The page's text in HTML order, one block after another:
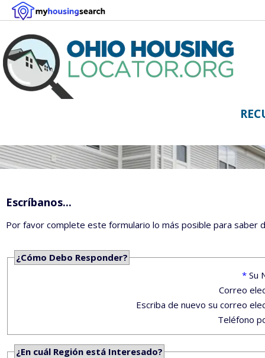
Escríbanos...
Por favor complete este formulario lo más posible para saber
¿Cómo Debo Responder?
* Su
Correo
Escriba de nuevo su correo
Teléfono
¿En cuál Región está Interesado?